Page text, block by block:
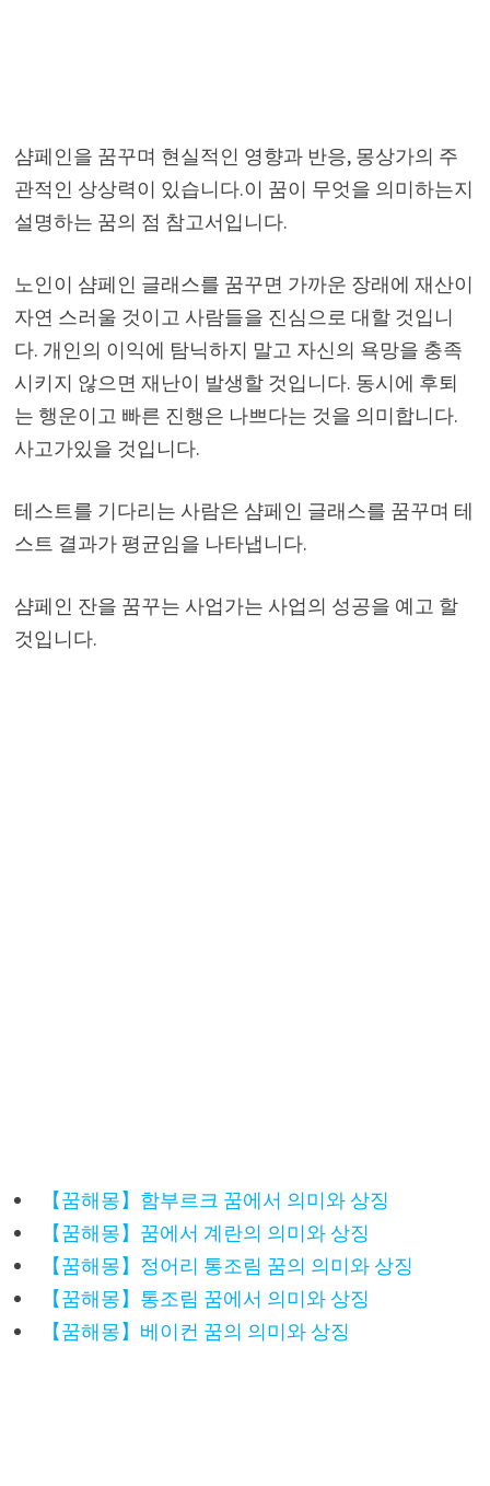
샴페인을 꿈꾸며 현실적인 영향과 반응, 몽상가의 주
관적인 상상력이 있습니다.이 꿈이 무엇을 의미하는지
설명하는 꿈의 점 참고서입니다.
노인이 샴페인 글래스를 꿈꾸면 가까운 장래에 재산이
자연 스러울 것이고 사람들을 진심으로 대할 것입니
다. 개인의 이익에 탐닉하지 말고 자신의 욕망을 충족
시키지 않으면 재난이 발생할 것입니다. 동시에 후퇴
는 행운이고 빠른 진행은 나쁘다는 것을 의미합니다.
사고가있을 것입니다.
테스트를 기다리는 사람은 샴페인 글래스를 꿈꾸며 테
스트 결과가 평균임을 나타냅니다.
샴페인 잔을 꿈꾸는 사업가는 사업의 성공을 예고 할
것입니다.
【꿈해몽】함부르크 꿈에서 의미와 상징
【꿈해몽】꿈에서 계란의 의미와 상징
【꿈해몽】정어리 통조림 꿈의 의미와 상징
【꿈해몽】통조림 꿈에서 의미와 상징
【꿈해몽】베이컨 꿈의 의미와 상징